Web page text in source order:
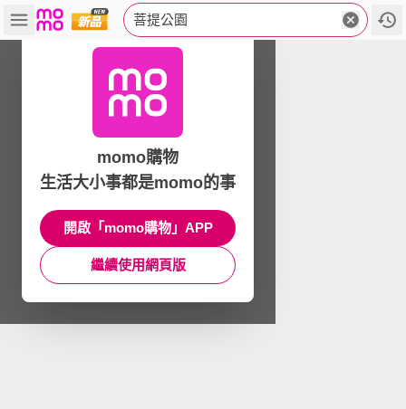
菩提公園
momo購物
生活大小事都是momo的事
開啟「momo購物」APP
繼續使用網頁版